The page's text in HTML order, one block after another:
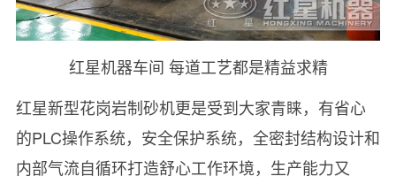
红星机器车间 每道工艺都是精益求精
红星新型花岗岩制砂机更是受到大家青睐，有省心
的PLC操作系统，安全保护系统，全密封结构设计和
内部气流自循环打造舒心工作环境，生产能力又